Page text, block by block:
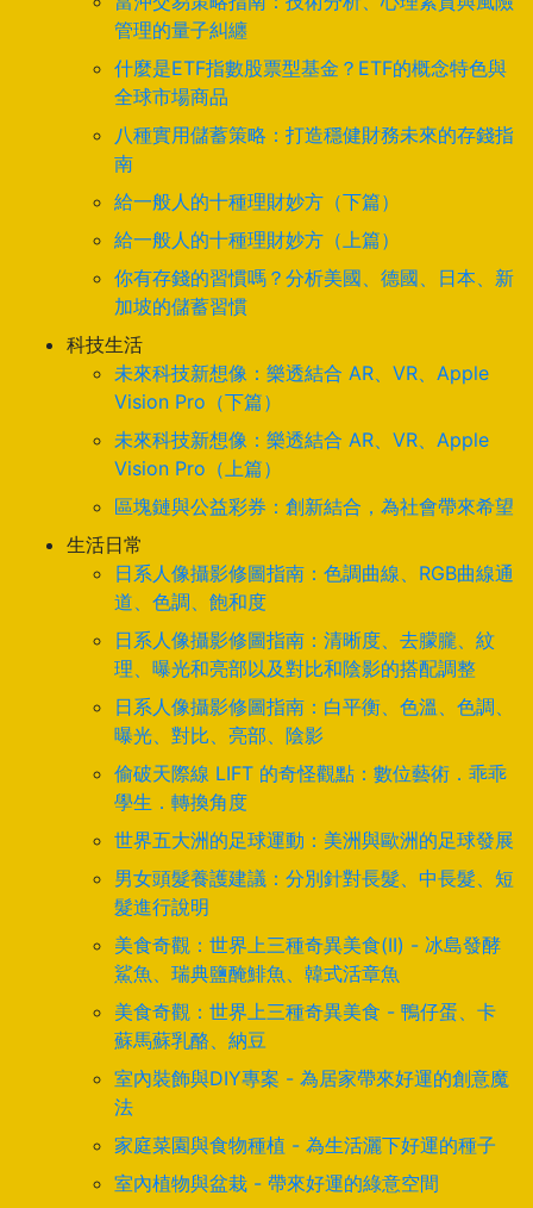
管理的量子糾纏
什麼是ETF指數股票型基金？ETF的概念特色與
全球市場商品
八種實用儲蓄策略：打造穩健財務未來的存錢指
南
給一般人的十種理財妙方（下篇）
給一般人的十種理財妙方（上篇）
你有存錢的習慣嗎？分析美國、德國、日本、新
加坡的儲蓄習慣
科技生活
未來科技新想像：樂透結合 AR、VR、Apple
Vision Pro（下篇）
未來科技新想像：樂透結合 AR、VR、Apple
Vision Pro（上篇）
區塊鏈與公益彩券：創新結合，為社會帶來希望
生活日常
日系人像攝影修圖指南：色調曲線、RGB曲線通
道、色調、飽和度
日系人像攝影修圖指南：清晰度、去朦朧、紋
理、曝光和亮部以及對比和陰影的搭配調整
日系人像攝影修圖指南：白平衡、色溫、色調、
曝光、對比、亮部、陰影
偷破天際線 LIFT 的奇怪觀點：數位藝術．乖乖
學生．轉換角度
世界五大洲的足球運動：美洲與歐洲的足球發展
男女頭髮養護建議：分別針對長髮、中長髮、短
髮進行說明
美食奇觀：世界上三種奇異美食(II) - 冰島發酵
鯊魚、瑞典鹽醃鯡魚、韓式活章魚
美食奇觀：世界上三種奇異美食 - 鴨仔蛋、卡
蘇馬蘇乳酪、納豆
室內裝飾與DIY專案 - 為居家帶來好運的創意魔
法
家庭菜園與食物種植 - 為生活灑下好運的種子
室內植物與盆栽 - 帶來好運的綠意空間